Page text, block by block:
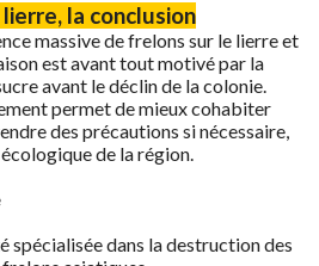
la conclusion
massive de frelons sur le lierre et
est avant tout motivé par la
avant le déclin de la colonie.
permet de mieux cohabiter
des précautions si nécessaire,
de la région.
spécialisée dans la destruction des